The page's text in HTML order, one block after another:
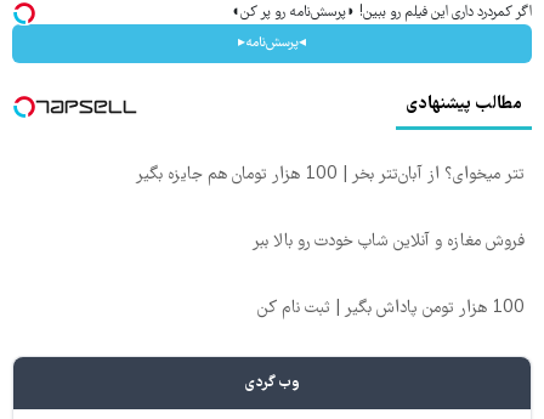
اگر کمردرد داری این فیلم رو ببین! ◗پرسش‌نامه رو پر کن◖
◂پرسش‌نامه▸
مطالب پیشنهادی
تتر میخوای؟ از آبان‌تتر بخر | 100 هزار تومان هم جایزه بگیر
فروش مغازه و آنلاین شاپ خودت رو بالا ببر
100 هزار تومن پاداش بگیر | ثبت نام کن
وب گردی